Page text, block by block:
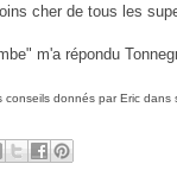
cher de tous les
m'a répondu
conseils donnés par Eric dans